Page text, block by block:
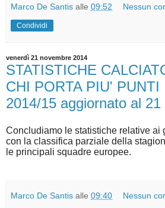
Marco De Santis alle 09:52 Nessun
Condividi
venerdì 21 novembre 2014
STATISTICHE
CHI PORTA PIU' PUNTI
2014/15 aggiornato al
Concludiamo le statistiche relative ai
con la classifica parziale della
le principali squadre europee.
Marco De Santis alle 09:40 Nessun